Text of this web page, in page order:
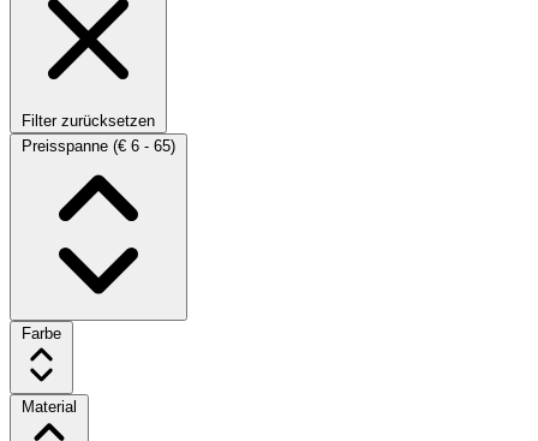
Filter zurücksetzen
Preisspanne (€ 6 - 65)
Farbe
Material